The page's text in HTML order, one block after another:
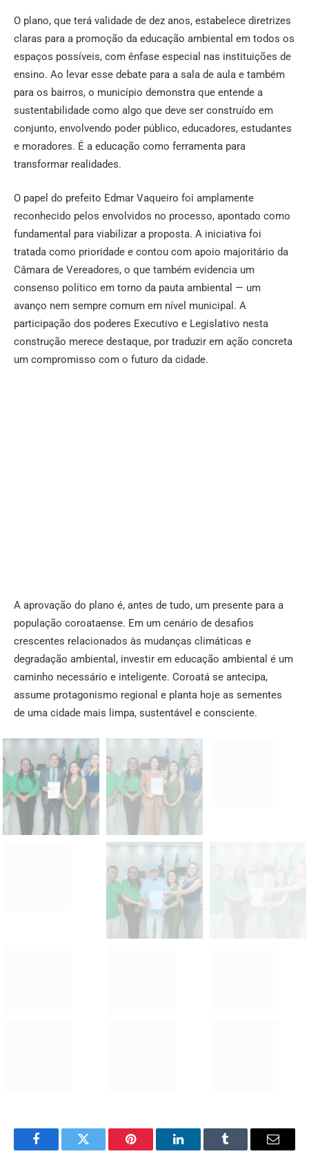
O plano, que terá validade de dez anos, estabelece diretrizes
claras para a promoção da educação ambiental em todos os
espaços possíveis, com ênfase especial nas instituições de
ensino. Ao levar esse debate para a sala de aula e também
para os bairros, o município demonstra que entende a
sustentabilidade como algo que deve ser construído em
conjunto, envolvendo poder público, educadores, estudantes
e moradores. É a educação como ferramenta para
transformar realidades.
O papel do prefeito Edmar Vaqueiro foi amplamente
reconhecido pelos envolvidos no processo, apontado como
fundamental para viabilizar a proposta. A iniciativa foi
tratada como prioridade e contou com apoio majoritário da
Câmara de Vereadores, o que também evidencia um
consenso político em torno da pauta ambiental — um
avanço nem sempre comum em nível municipal. A
participação dos poderes Executivo e Legislativo nesta
construção merece destaque, por traduzir em ação concreta
um compromisso com o futuro da cidade.
A aprovação do plano é, antes de tudo, um presente para a
população coroataense. Em um cenário de desafios
crescentes relacionados às mudanças climáticas e
degradação ambiental, investir em educação ambiental é um
caminho necessário e inteligente. Coroatá se antecipa,
assume protagonismo regional e planta hoje as sementes
de uma cidade mais limpa, sustentável e consciente.